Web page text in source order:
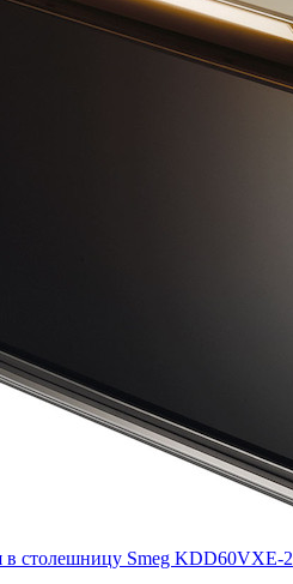
в столешницу Smeg KDD60VXE-2